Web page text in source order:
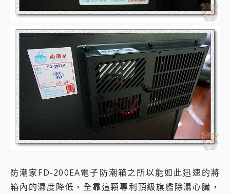
防潮家FD-200EA電子防潮箱之所以能如此迅速的將
箱內的濕度降低，全靠這顆專利頂級旗艦除濕心臟，